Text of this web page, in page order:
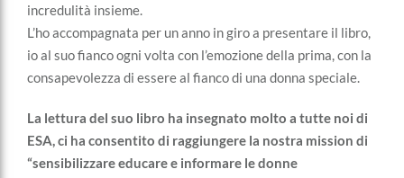
incredulità insieme.
L’ho accompagnata per un anno in giro a presentare il libro,
io al suo fianco ogni volta con l’emozione della prima, con la
consapevolezza di essere al fianco di una donna speciale.
La lettura del suo libro ha insegnato molto a tutte noi di
ESA, ci ha consentito di raggiungere la nostra mission di
“sensibilizzare educare e informare le donne